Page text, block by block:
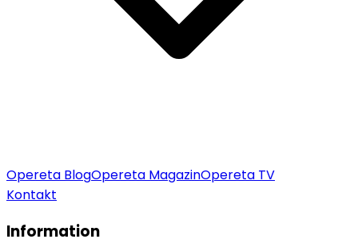
Opereta BlogOpereta MagazinOpereta TV
Kontakt
Information